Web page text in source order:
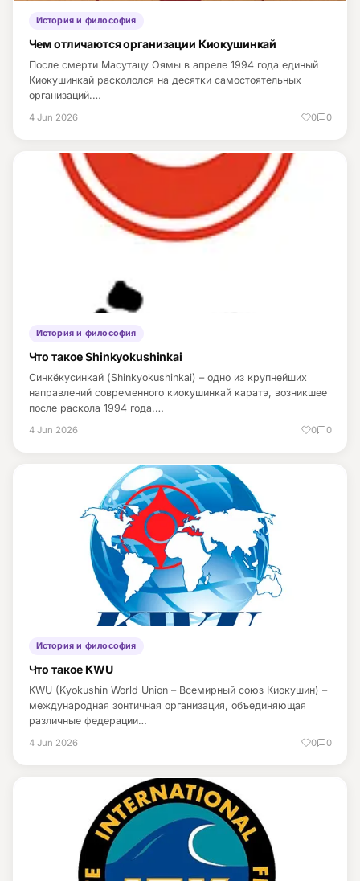
История и философия
Чем отличаются организации Киокушинкай
После смерти Масутацу Оямы в апреле 1994 года единый
Киокушинкай раскололся на десятки самостоятельных
организаций.…
4 Jun 2026 0 0
История и философия
Что такое Shinkyokushinkai
Синкёкусинкай (Shinkyokushinkai) – одно из крупнейших
направлений современного киокушинкай каратэ, возникшее
после раскола 1994 года.…
4 Jun 2026 0 0
История и философия
Что такое KWU
KWU (Kyokushin World Union – Всемирный союз Киокушин) –
международная зонтичная организация, объединяющая
различные федерации…
4 Jun 2026 0 0